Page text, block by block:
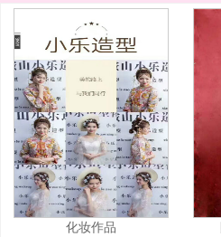
化妆作品